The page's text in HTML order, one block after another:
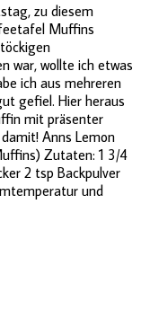
zu diesem
Muffins
war, wollte ich etwas
ich aus mehreren
gefiel. Hier heraus
mit präsenter
Anns Lemon
Zutaten: 1 3/4
2 tsp Backpulver
und